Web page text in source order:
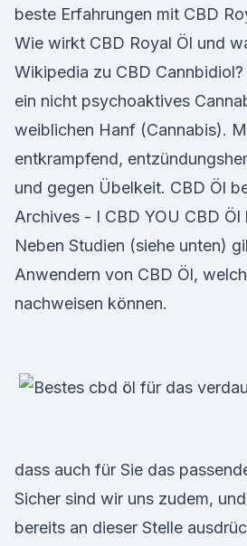
beste Erfahrungen mit CBD
Wie wirkt CBD Royal Öl und
Wikipedia zu CBD
ein nicht psychoaktives
weiblichen Hanf (Cannabis).
entkrampfend,
und gegen Übelkeit. CBD Öl
Archives - I CBD YOU CBD
Neben Studien (siehe unten)
Anwendern von CBD Öl,
nachweisen können.
dass auch für Sie das
Sicher sind wir uns zudem,
bereits an dieser Stelle